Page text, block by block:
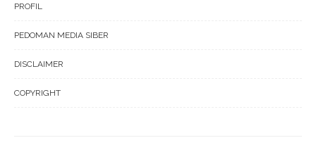
PROFIL
PEDOMAN MEDIA SIBER
DISCLAIMER
COPYRIGHT